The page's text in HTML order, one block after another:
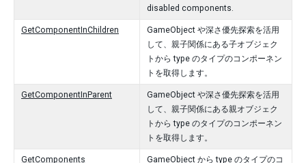
disabled components.
GetComponentInChildren
GameObject や深さ優先探索を活用
して、親子関係にある子オブジェク
トから type のタイプのコンポーネン
トを取得します。
GetComponentInParent
GameObject や深さ優先探索を活用
して、親子関係にある親オブジェク
トから type のタイプのコンポーネン
トを取得します。
GetComponents
GameObject から type のタイプのコ